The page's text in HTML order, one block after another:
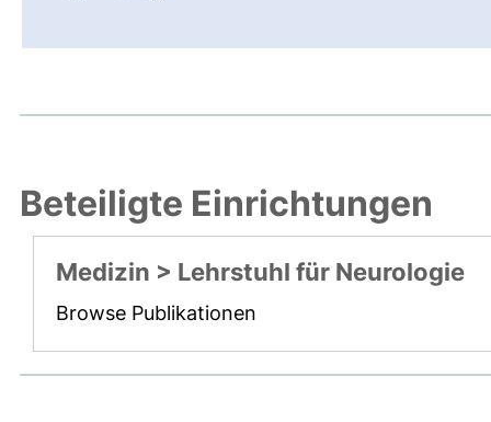
Beteiligte Einrichtungen
Medizin > Lehrstuhl für Neurologie
Browse Publikationen